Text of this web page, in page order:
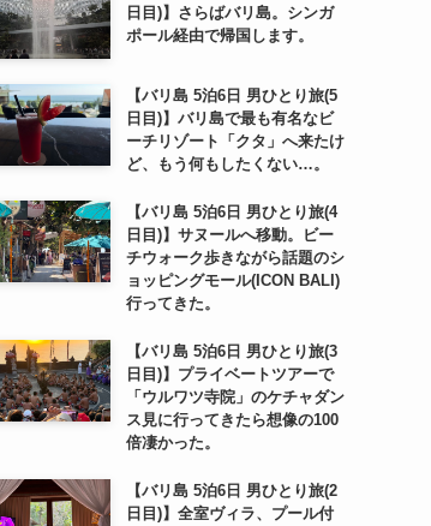
日目)】さらばバリ島。シンガ
ポール経由で帰国します。
【バリ島 5泊6日 男ひとり旅(5
日目)】バリ島で最も有名なビ
ーチリゾート「クタ」へ来たけ
ど、もう何もしたくない…。
【バリ島 5泊6日 男ひとり旅(4
日目)】サヌールへ移動。ビー
チウォーク歩きながら話題のシ
ョッピングモール(ICON BALI)
行ってきた。
【バリ島 5泊6日 男ひとり旅(3
日目)】プライベートツアーで
「ウルワツ寺院」のケチャダン
ス見に行ってきたら想像の100
倍凄かった。
【バリ島 5泊6日 男ひとり旅(2
日目)】全室ヴィラ、プール付